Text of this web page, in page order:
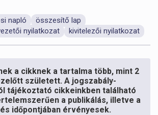
napló
összesítő lap
nyilatkozat
kivitelezői nyilatkozat
a cikknek a tartalma több, mint 2
született. A jogszabály-
tájékoztató cikkeinkben található
a publikálás, illetve a
időpontjában érvényesek.